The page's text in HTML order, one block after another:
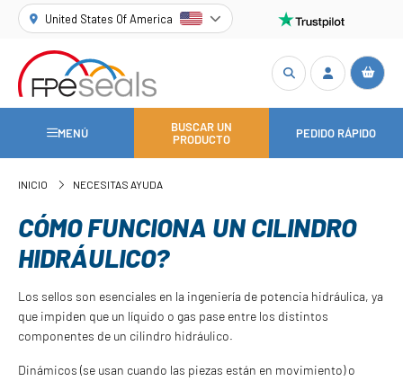
United States Of America
MENÚ
BUSCAR UN
PRODUCTO
PEDIDO RÁPIDO
INICIO NECESITAS AYUDA
CÓMO FUNCIONA UN CILINDRO
HIDRÁULICO?
Los sellos son esenciales en la ingeniería de potencia hidráulica, ya
que impiden que un líquido o gas pase entre los distintos
componentes de un cilindro hidráulico.
Dinámicos (se usan cuando las piezas están en movimiento) o